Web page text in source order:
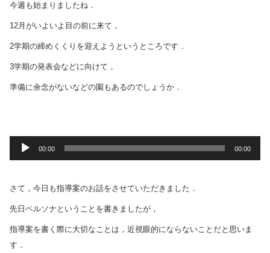
今週も始まりましたね．
12月がいよいよ目の前に来て，
2学期の締めくくりを迎えようというところです．
3学期の発表会などに向けて，
準備に余念がないなどの園もあるのでしょうか．
声
レ
ー
00:00 00:00
さて，今日も指導案のお話をさせていただきました．
先日ペルソナということを書きましたが，
指導案を書く際に大切なことは，近視眼的にならないことだと思いま
す．